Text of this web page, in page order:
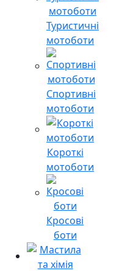
Туристичні
мотоботи
Спортивні
мотоботи
Короткі
мотоботи
Кросові
боти